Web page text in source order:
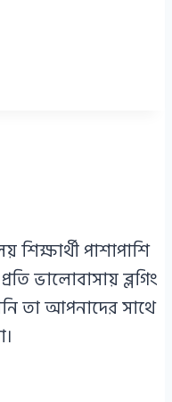
পাশাপাশি
ভালোবাসায় ব্লগিং
তা আপনাদের সাথে